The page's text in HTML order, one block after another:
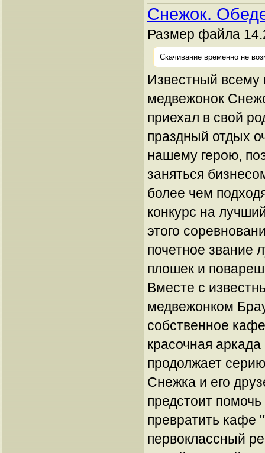
Снежок.
Размер файла
Скачивание временно не
Известный всему
медвежонок
приехал в свой
праздный отдых
нашему герою,
заняться
более чем
конкурс на
этого
почетное звание
плошек и
Вместе с
медвежонком
собственное
красочная
продолжает
Снежка и его
предстоит
превратить кафе
первоклассный